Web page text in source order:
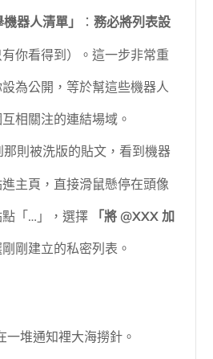
器人清單」
： 務必將列表設
有你看得到）。這一步非常重
為公開，等於幫這些機器人
相關注的連結場域。
那則被洗版的貼文，看到機器
主頁，直接滑鼠懸停在頭像
「…」，選擇
「將 @XXX 加
剛剛建立的私密列表。
一堆通知裡大海撈針。